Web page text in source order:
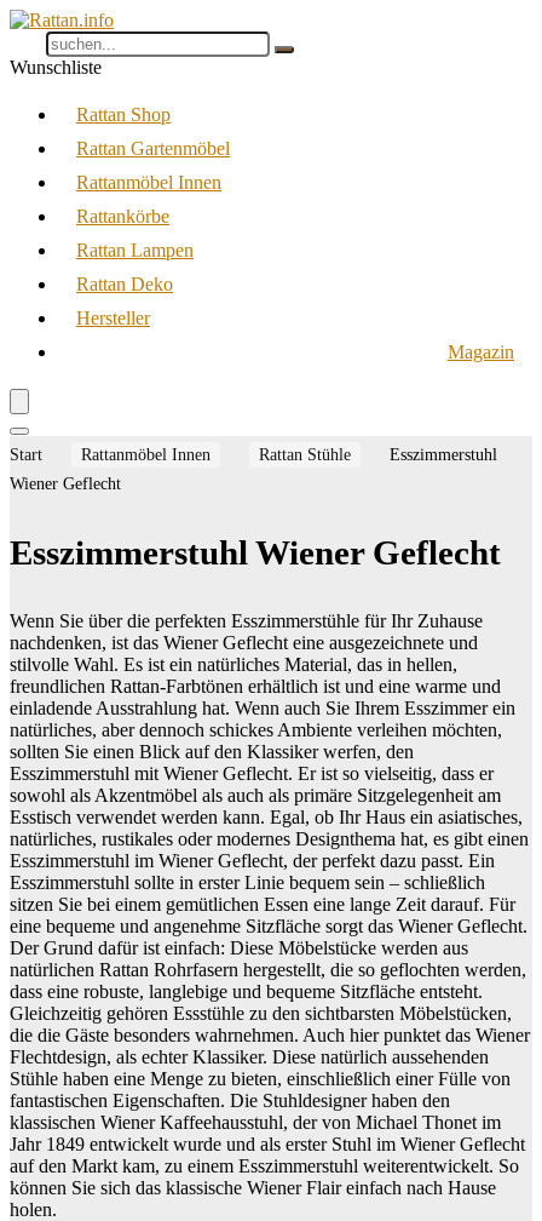
Wunschliste
Rattan Shop
Rattan Gartenmöbel
Rattanmöbel Innen
Rattankörbe
Rattan Lampen
Rattan Deko
Hersteller
Magazin
Start Rattanmöbel Innen Rattan Stühle
Esszimmerstuhl
Wiener Geflecht
Esszimmerstuhl Wiener Geflecht
Wenn Sie über die perfekten Esszimmerstühle für Ihr Zuhause
nachdenken, ist das Wiener Geflecht eine ausgezeichnete und
stilvolle Wahl. Es ist ein natürliches Material, das in hellen,
freundlichen Rattan-Farbtönen erhältlich ist und eine warme und
einladende Ausstrahlung hat. Wenn auch Sie Ihrem Esszimmer ein
natürliches, aber dennoch schickes Ambiente verleihen möchten,
sollten Sie einen Blick auf den Klassiker werfen, den
Esszimmerstuhl mit Wiener Geflecht. Er ist so vielseitig, dass er
sowohl als Akzentmöbel als auch als primäre Sitzgelegenheit am
Esstisch verwendet werden kann. Egal, ob Ihr Haus ein asiatisches,
natürliches, rustikales oder modernes Designthema hat, es gibt einen
Esszimmerstuhl im Wiener Geflecht, der perfekt dazu passt. Ein
Esszimmerstuhl sollte in erster Linie bequem sein – schließlich
sitzen Sie bei einem gemütlichen Essen eine lange Zeit darauf. Für
eine bequeme und angenehme Sitzfläche sorgt das Wiener Geflecht.
Der Grund dafür ist einfach: Diese Möbelstücke werden aus
natürlichen Rattan Rohrfasern hergestellt, die so geflochten werden,
dass eine robuste, langlebige und bequeme Sitzfläche entsteht.
Gleichzeitig gehören Essstühle zu den sichtbarsten Möbelstücken,
die die Gäste besonders wahrnehmen. Auch hier punktet das Wiener
Flechtdesign, als echter Klassiker. Diese natürlich aussehenden
Stühle haben eine Menge zu bieten, einschließlich einer Fülle von
fantastischen Eigenschaften. Die Stuhldesigner haben den
klassischen Wiener Kaffeehausstuhl, der von Michael Thonet im
Jahr 1849 entwickelt wurde und als erster Stuhl im Wiener Geflecht
auf den Markt kam, zu einem Esszimmerstuhl weiterentwickelt. So
können Sie sich das klassische Wiener Flair einfach nach Hause
holen.